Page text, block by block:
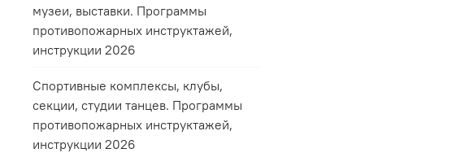
музеи, выставки. Программы
противопожарных инструктажей,
инструкции 2026
Спортивные комплексы, клубы,
секции, студии танцев. Программы
противопожарных инструктажей,
инструкции 2026